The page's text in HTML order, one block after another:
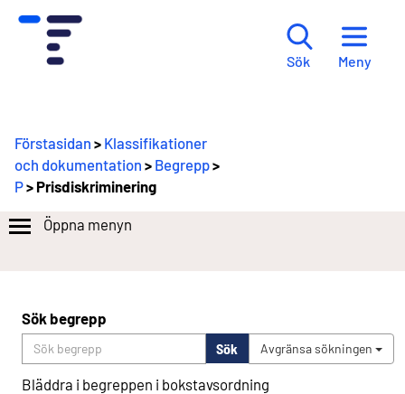
Sök Meny
Förstasidan > Klassifikationer
och dokumentation > Begrepp>
P> Prisdiskriminering
Öppna menyn
Sök begrepp
Sök Avgränsa sökningen
Bläddra i begreppen i bokstavsordning